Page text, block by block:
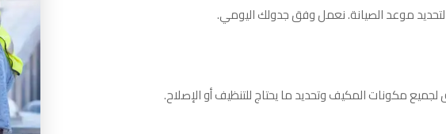
مكونات المكيف وتحديد ما يحتاج للتنظيف أو الإصلاح.